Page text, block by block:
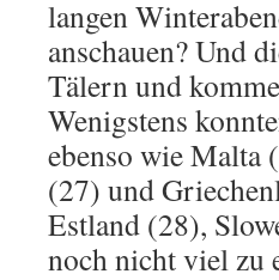
langen
anschauen? Und
Tälern und
Wenigstens
ebenso wie Malta
(27) und
Estland (28),
noch nicht viel zu